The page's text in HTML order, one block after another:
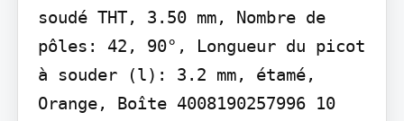
soudé THT, 3.50 mm, Nombre de
pôles: 42, 90°, Longueur du picot
à souder (l): 3.2 mm, étamé,
Orange, Boîte 4008190257996 10